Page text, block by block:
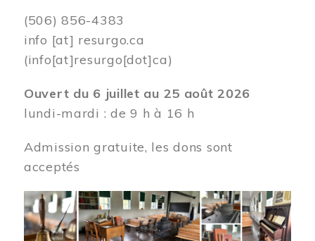
(506) 856-4383
info [at] resurgo.ca
(info[at]resurgo[dot]ca)
Ouvert du 6 juillet au 25 août 2026
lundi-mardi : de 9 h à 16 h
Admission gratuite, les dons sont
acceptés
Image